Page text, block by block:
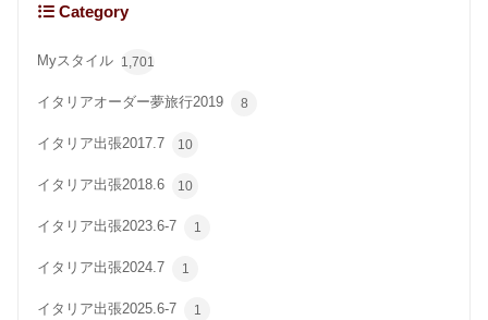
Category
Myスタイル 1,701
イタリアオーダー夢旅行2019 8
イタリア出張2017.7 10
イタリア出張2018.6 10
イタリア出張2023.6-7 1
イタリア出張2024.7 1
イタリア出張2025.6-7 1